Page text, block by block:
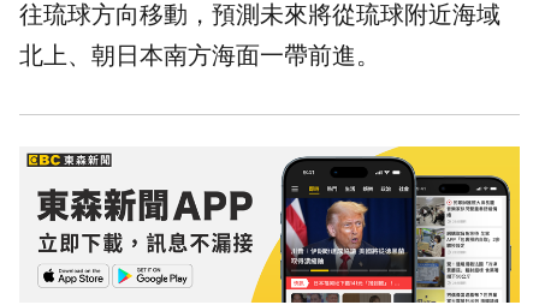
往琉球方向移動，預測未來將從琉球附近海域
北上、朝日本南方海面一帶前進。